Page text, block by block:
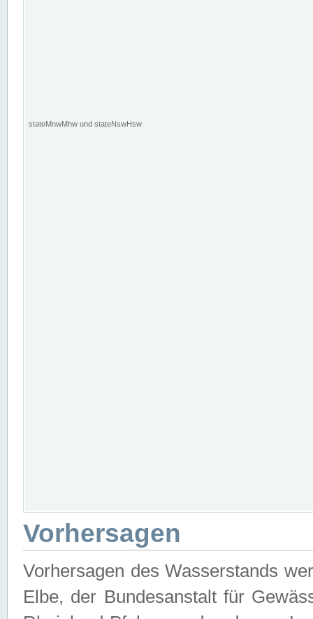
stateMnwMhw und stateNswHsw
Vorhersagen
Vorhersagen des Wasserstands
Elbe, der Bundesanstalt für